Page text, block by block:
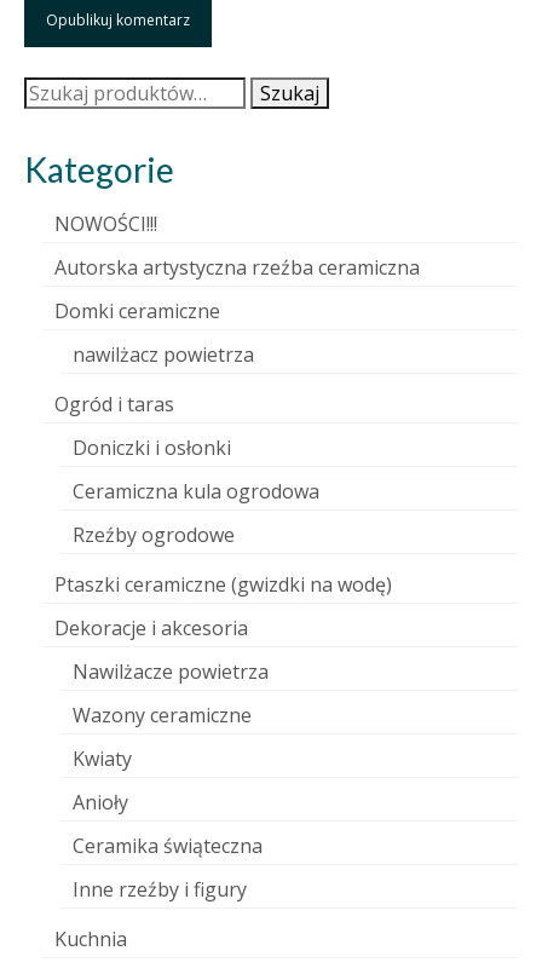
Szukaj: Szukaj
Kategorie
NOWOŚCI!!!
Autorska artystyczna rzeźba ceramiczna
Domki ceramiczne
nawilżacz powietrza
Ogród i taras
Doniczki i osłonki
Ceramiczna kula ogrodowa
Rzeźby ogrodowe
Ptaszki ceramiczne (gwizdki na wodę)
Dekoracje i akcesoria
Nawilżacze powietrza
Wazony ceramiczne
Kwiaty
Anioły
Ceramika świąteczna
Inne rzeźby i figury
Kuchnia